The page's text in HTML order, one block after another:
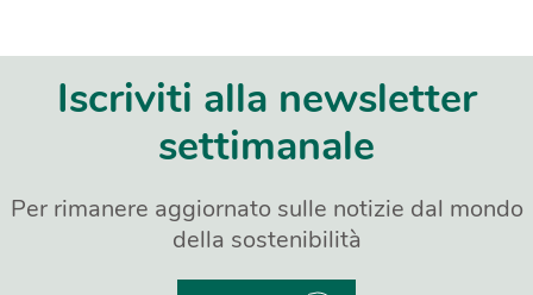
Iscriviti alla newsletter
settimanale
Per rimanere aggiornato sulle notizie dal mondo
della sostenibilità